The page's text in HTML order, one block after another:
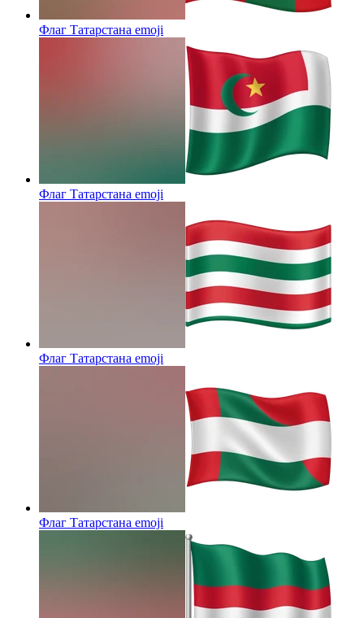
Флаг Татарстана emoji
Флаг Татарстана emoji
Флаг Татарстана emoji
Флаг Татарстана emoji